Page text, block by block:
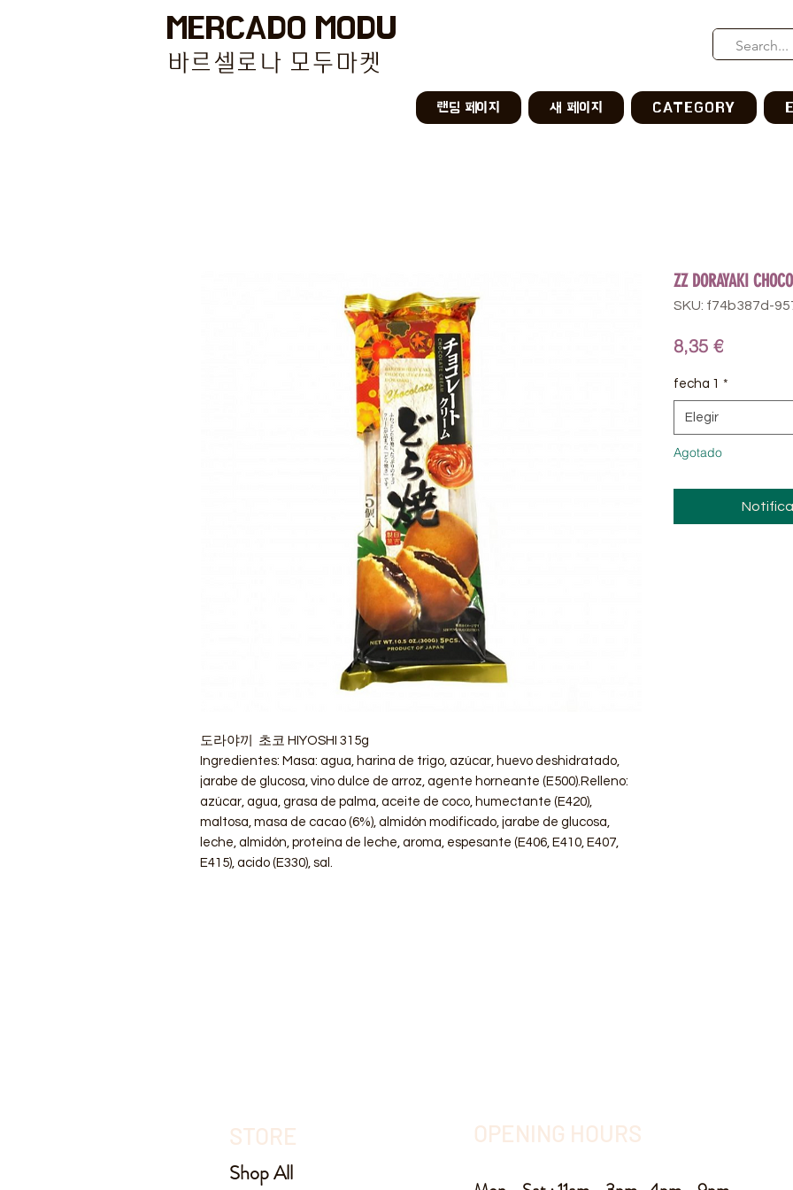
MERCADO MODU
바르셀로나 모두마켓
랜딩 페이지 새 페이지 CATEGORY
도라야끼 초코 HIYOSHI 315g
Ingredientes: Masa: agua, harina de trigo, azúcar, huevo deshidratado,
jarabe de glucosa, vino dulce de arroz, agente horneante (E500).Relleno:
azúcar, agua, grasa de palma, aceite de coco, humectante (E420),
maltosa, masa de cacao (6%), almidón modificado, jarabe de glucosa,
leche, almidón, proteína de leche, aroma, espesante (E406, E410, E407,
E415), acido (E330), sal.
ZZ DORAYAKI
SKU: f74b387d-
8,35 €Precio
fecha 1 *
Elegir
Agotado
STORE
Shop All
OPENING HOURS